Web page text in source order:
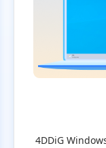
4DDiG